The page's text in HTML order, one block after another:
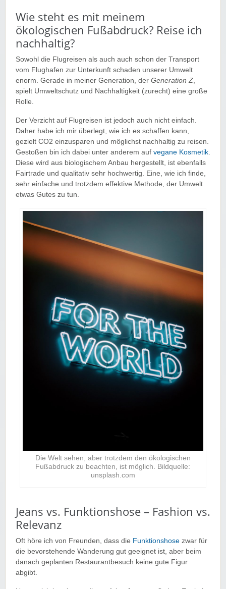
Wie steht es mit meinem
ökologischen Fußabdruck? Reise ich
nachhaltig?
Sowohl die Flugreisen als auch auch schon der Transport
vom Flughafen zur Unterkunft schaden unserer Umwelt
enorm. Gerade in meiner Generation, der Generation Z,
spielt Umweltschutz und Nachhaltigkeit (zurecht) eine große
Rolle.
Der Verzicht auf Flugreisen ist jedoch auch nicht einfach.
Daher habe ich mir überlegt, wie ich es schaffen kann,
gezielt CO2 einzusparen und möglichst nachhaltig zu reisen.
Gestoßen bin ich dabei unter anderem auf vegane Kosmetik.
Diese wird aus biologischem Anbau hergestellt, ist ebenfalls
Fairtrade und qualitativ sehr hochwertig. Eine, wie ich finde,
sehr einfache und trotzdem effektive Methode, der Umwelt
etwas Gutes zu tun.
Die Welt sehen, aber trotzdem den ökologischen
Fußabdruck zu beachten, ist möglich. Bildquelle:
unsplash.com
Jeans vs. Funktionshose – Fashion vs.
Relevanz
Oft höre ich von Freunden, dass die Funktionshose zwar für
die bevorstehende Wanderung gut geeignet ist, aber beim
danach geplanten Restaurantbesuch keine gute Figur
abgibt.